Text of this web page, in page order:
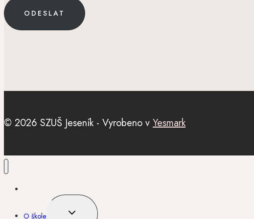
ODESLAT
© 2026 SZUŠ Jeseník - Vyrobeno v Yesmark
O škole
TOGGLE